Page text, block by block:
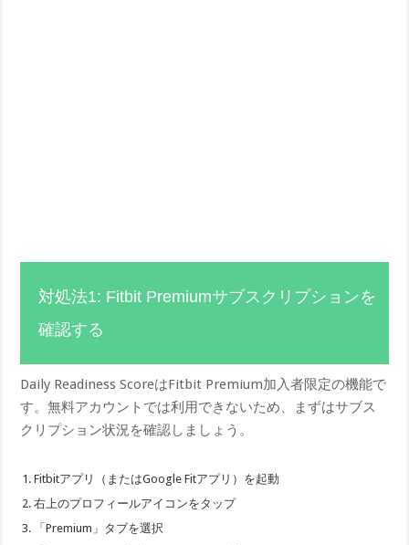
対処法1: Fitbit Premiumサブスクリプションを
確認する
Daily Readiness ScoreはFitbit Premium加入者限定の機能で
す。無料アカウントでは利用できないため、まずはサブス
クリプション状況を確認しましょう。
Fitbitアプリ（またはGoogle Fitアプリ）を起動
右上のプロフィールアイコンをタップ
「Premium」タブを選択